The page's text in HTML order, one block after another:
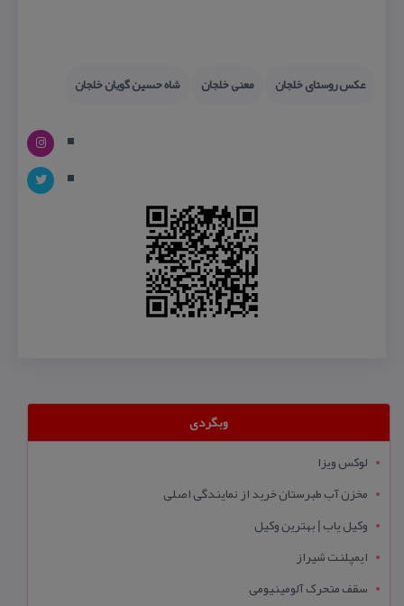
عكس روستای خلجان معنی خلجان شاه حسین گویان خلجان
وبگردی
لوکس ویزا
مخزن آب طبرستان خرید از نمایندگی اصلی
وکیل یاب | بهترین وکیل
ایمپلنت شیراز
سقف متحرک آلومینیومی